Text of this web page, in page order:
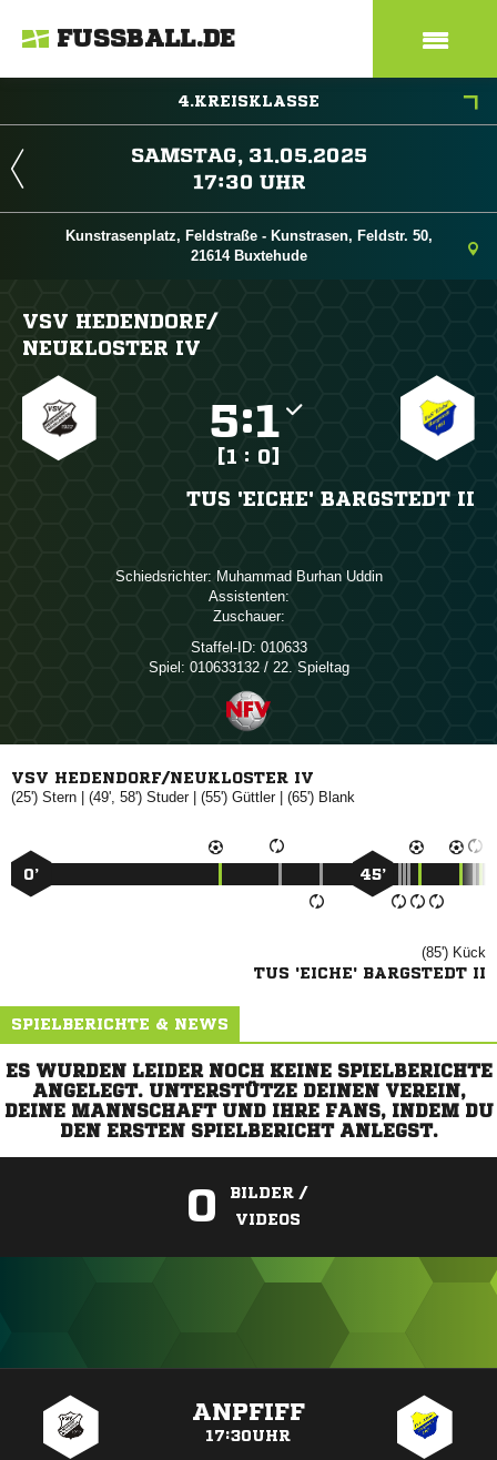
FUSSBALL.DE
4.KREISKLASSE
 
 
Kunstrasenplatz, Feldstraße - Kunstrasen, Feldstr. 50,
21614 Buxtehude
VSV HEDENDORF/​
NEUKLOSTER IV
:
[1 : 0]
TUS 'EICHE' BARGSTEDT II
Schiedsrichter:   
Assistenten:
Zuschauer:
Staffel-ID: 010633
Spiel: 010633132 / 22. Spieltag
VSV HEDENDORF/NEUKLOSTER IV
(25')  | (49', 58') | (55') | (65') 
0’ 45’
(85') 
TUS 'EICHE' BARGSTEDT II
SPIELBERICHTE & NEWS
ES WURDEN LEIDER NOCH KEINE SPIELBERICHTE
ANGELEGT. UNTERSTÜTZE DEINEN VEREIN,
DEINE MANNSCHAFT UND IHRE FANS, INDEM DU
DEN ERSTEN SPIELBERICHT ANLEGST.
0
BILDER /
VIDEOS
ANPFIFF
17:30UHR